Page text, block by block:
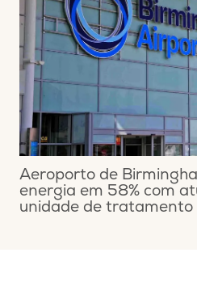
Aeroporto de
energia em 58% com
unidade de tratamento